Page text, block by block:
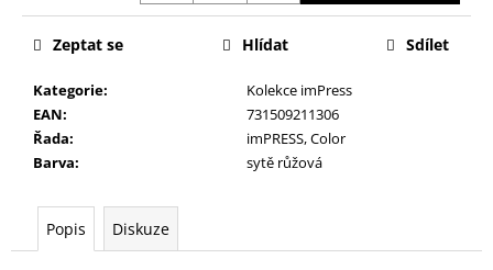
Kategorie:
Kolekce imPress
EAN:
731509211306
Řada:
imPRESS, Color
Barva: sytě růžová
Zeptat se Hlídat Sdílet
Popis Diskuze
NA
SMIRKOVÝ
BABY,
BAREVNÝ
29
Kč